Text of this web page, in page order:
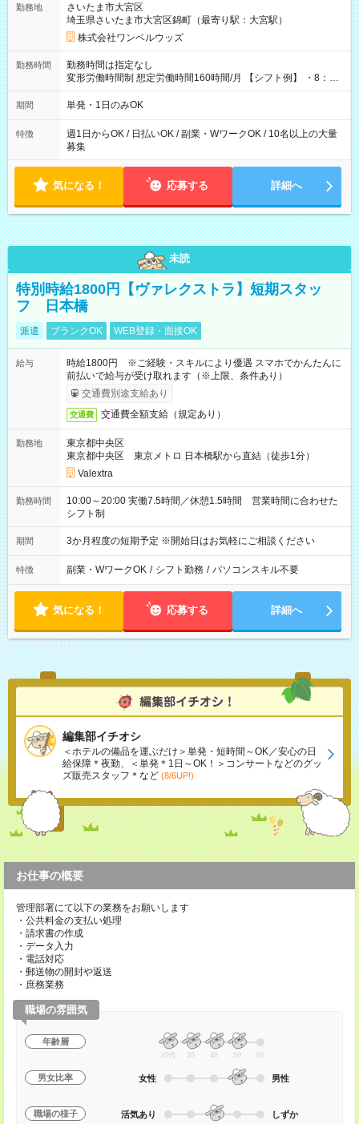
勤務地
さいたま市大宮区
埼玉県さいたま市大宮区錦町（最寄り駅：大宮駅）
株式会社ワンベルウッズ
勤務時間
勤務時間は指定なし
変形労働時間制 想定労働時間160時間/月 【シフト例】 ・8：00
～21：00
期間 単発・1日のみOK
特徴
週1日からOK / 日払いOK / 副業・WワークOK / 10名以上の大量
募集
気になる！ 応募する 詳細へ
未読
特別時給1800円【ヴァレクストラ】短期スタッ
フ 日本橋
派遣 ブランクOK WEB登録・面接OK
給与
時給1800円 ※ご経験・スキルにより優遇 スマホでかんたんに
前払いで給与が受け取れます（※上限、条件あり）
交通費別途支給あり
交通費 交通費全額支給（規定あり）
勤務地
東京都中央区
東京都中央区 東京メトロ 日本橋駅から直結（徒歩1分）
Valextra
勤務時間
10:00～20:00 実働7.5時間／休憩1.5時間 営業時間に合わせた
シフト制
期間 3か月程度の短期予定 ※開始日はお気軽にご相談ください
特徴 副業・WワークOK / シフト勤務 / パソコンスキル不要
気になる！ 応募する 詳細へ
編集部イチオシ
＜ホテルの備品を運ぶだけ＞単発・短時間～OK／安心の日
給保障＊夜勤、＜単発＊1日～OK！＞コンサートなどのグッ
ズ販売スタッフ＊など (8/6UP!)
お仕事の概要
管理部署にて以下の業務をお願いします
・公共料金の支払い処理
・請求書の作成
・データ入力
・電話対応
・郵送物の開封や返送
・庶務業務
職場の雰囲気
年齢層
20代 30 40 50 60
男女比率 女性 男性
職場の様子 活気あり しずか